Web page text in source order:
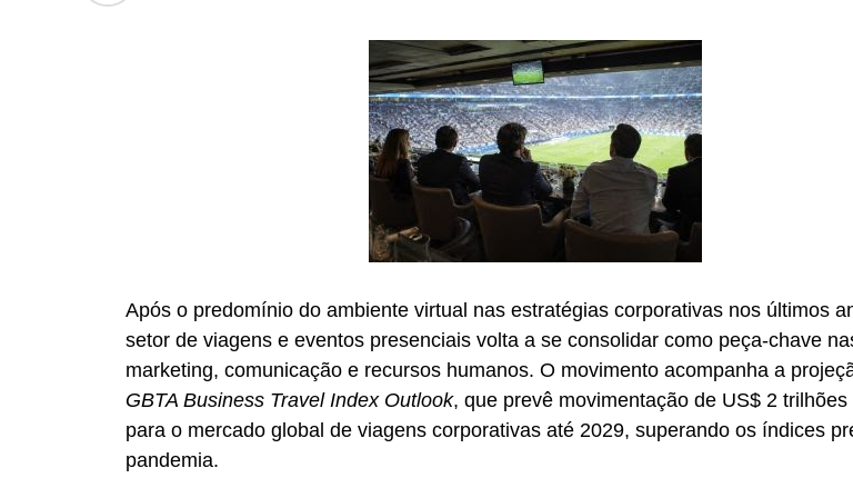
principalmente, para os profissionais que atuam na montagem e na desmontagem
eventos. Acreditamos que o fortalecimento do setor passa pela valorização das
que transformam projetos em realidade e fazem a nossa indústria crescer”.
Após o predomínio do ambiente virtual nas estratégias corporativas nos últimos
setor de viagens e eventos presenciais volta a se consolidar como peça-chave
marketing, comunicação e recursos humanos. O movimento acompanha a
GBTA Business Travel Index Outlook, que prevê movimentação de US$ 2 trilhões
para o mercado global de viagens corporativas até 2029, superando os índices
pandemia.